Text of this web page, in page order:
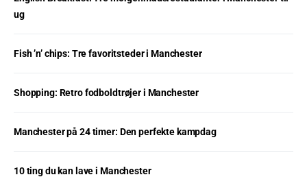
ug
Fish ’n’ chips: Tre favoritsteder i Manchester
Shopping: Retro fodboldtrøjer i Manchester
Manchester på 24 timer: Den perfekte kampdag
10 ting du kan lave i Manchester